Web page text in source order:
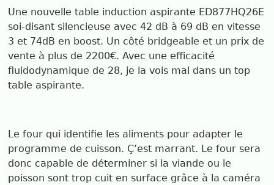
Une nouvelle table induction aspirante ED877HQ26E
soi-disant silencieuse avec 42 dB à 69 dB en vitesse
3 et 74dB en boost. Un côté bridgeable et un prix de
vente à plus de 2200€. Avec une efficacité
fluidodynamique de 28, je la vois mal dans un top
table aspirante.
Le four qui identifie les aliments pour adapter le
programme de cuisson. Ç’est marrant. Le four sera
donc capable de déterminer si la viande ou le
poisson sont trop cuit en surface grâce à la caméra